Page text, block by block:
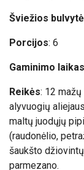
Šviežios
Porcijos: 6
Gaminimo laikas
Reikės: 12
alyvuogių
maltų juodųjų
(raudonėlio,
šaukšto
parmezano.